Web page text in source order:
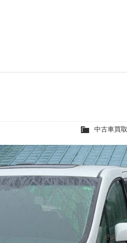
中古車買取